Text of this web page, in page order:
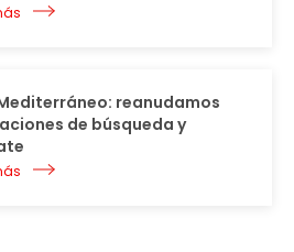
reanudamos
de búsqueda y